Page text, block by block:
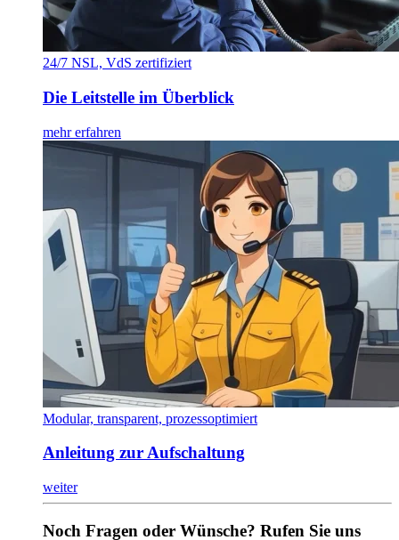
24/7 NSL, VdS zertifiziert
Die Leitstelle im Überblick
mehr erfahren
Modular, transparent, prozessoptimiert
Anleitung zur Aufschaltung
weiter
Noch Fragen oder Wünsche? Rufen Sie uns